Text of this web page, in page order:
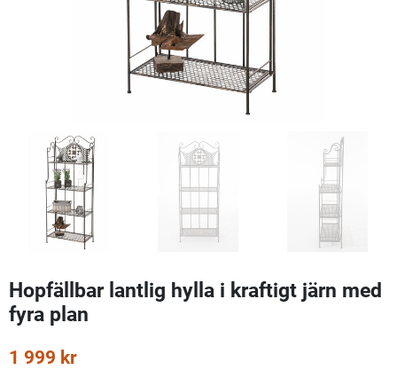
Hopfällbar lantlig hylla i kraftigt järn med
fyra plan
1 999 kr